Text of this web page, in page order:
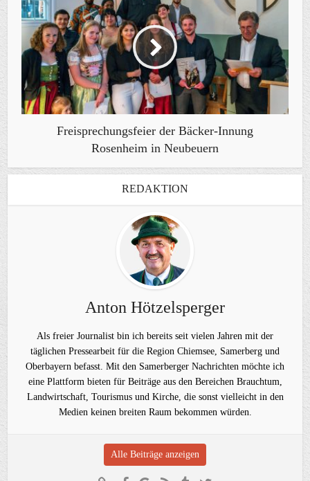
Freisprechungsfeier der Bäcker-Innung
Rosenheim in Neubeuern
REDAKTION
Anton Hötzelsperger
Als freier Journalist bin ich bereits seit vielen Jahren mit der
täglichen Pressearbeit für die Region Chiemsee, Samerberg und
Oberbayern befasst. Mit den Samerberger Nachrichten möchte ich
eine Plattform bieten für Beiträge aus den Bereichen Brauchtum,
Landwirtschaft, Tourismus und Kirche, die sonst vielleicht in den
Medien keinen breiten Raum bekommen würden.
Alle Beiträge anzeigen